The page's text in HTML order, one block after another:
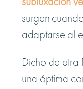
surgen
adaptarse al
Dicho de otra
una óptima